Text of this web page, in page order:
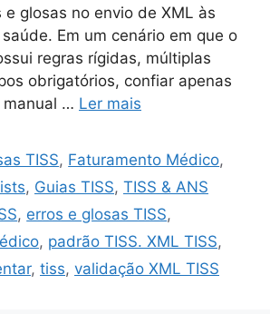
e glosas no envio de XML às
Em um cenário em que o
regras rígidas, múltiplas
obrigatórios, confiar apenas
manual … Ler mais
TISS, Faturamento Médico,
, Guias TISS, TISS & ANS
, erros e glosas TISS,
, padrão TISS. XML TISS,
, tiss, validação XML TISS